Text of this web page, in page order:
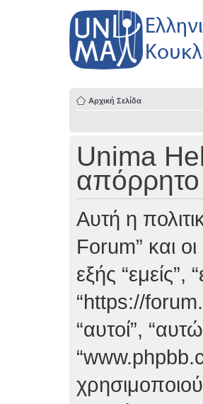
Αρχική Σελίδα
Unima
απόρρητο
Αυτή η
Forum” και
εξής
“https://
“αυτοί”,